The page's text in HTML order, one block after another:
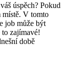
úspěch? Pokud
místě. V tomto
job může být
zajímavé!